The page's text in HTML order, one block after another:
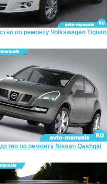
по ремонту Volkswagen Tiguan
по ремонту Nissan Qashqai